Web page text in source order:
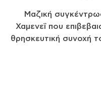
Μαζική
Χαμενεΐ που
θρησκευτική συνοχή